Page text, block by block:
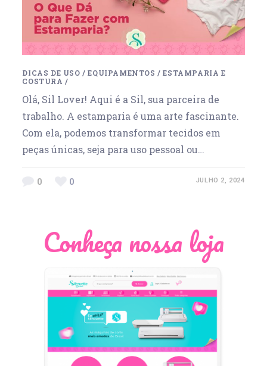
DICAS DE USO /EQUIPAMENTOS /ESTAMPARIA E
COSTURA /
Olá, Sil Lover! Aqui é a Sil, sua parceira de
trabalho. A estamparia é uma arte fascinante.
Com ela, podemos transformar tecidos em
peças únicas, seja para uso pessoal ou…
0 0 JULHO 2, 2024
Conheça nossa loja
Léia Pastori